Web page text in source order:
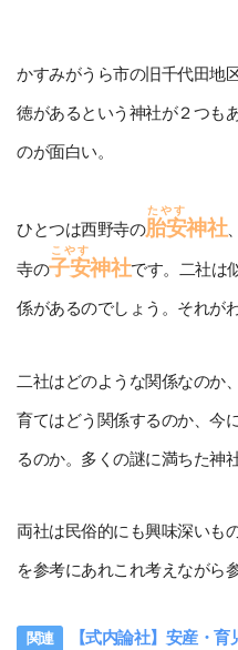
かすみがうら市の旧千代田地
徳があるという神社が２つも
のが面白い。
ひとつは西野寺の胎安
たやす
神社
寺の子安
こやす
神社です。二社は
係があるのでしょう。それが
二社はどのような関係なのか
育てはどう関係するのか、今
るのか。多くの謎に満ちた神
両社は民俗的にも興味深いも
を参考にあれこれ考えながら